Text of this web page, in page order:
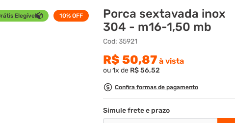
Elegível 10%OFF
Porca sextavada inox
304 - m16-1,50 mb
Cod:35921
R$ 50,87 à vista
ou1x de R$56,52
Confira formas de pagamento